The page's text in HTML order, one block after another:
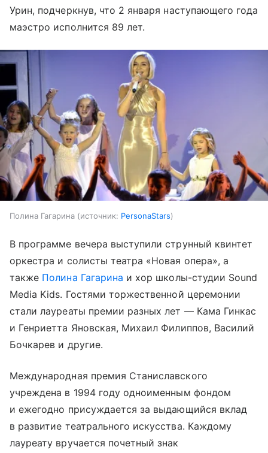
Урин, подчеркнув, что 2 января наступающего года
маэстро исполнится 89 лет.
Полина Гагарина источник: PersonaStars
В программе вечера выступили струнный квинтет
оркестра и солисты театра «Новая опера», а
также Полина Гагарина и хор школы-студии Sound
Media Kids. Гостями торжественной церемонии
стали лауреаты премии разных лет — Кама Гинкас
и Генриетта Яновская, Михаил Филиппов, Василий
Бочкарев и другие.
Международная премия Станиславского
учреждена в 1994 году одноименным фондом
и ежегодно присуждается за выдающийся вклад
в развитие театрального искусства. Каждому
лауреату вручается почетный знак